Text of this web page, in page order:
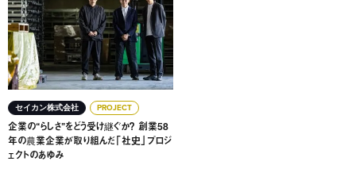
セイカン株式会社 PROJECT
企業の“らしさ”をどう受け継ぐか？ 創業58
年の農業企業が取り組んだ「社史」プロジ
ェクトのあゆみ